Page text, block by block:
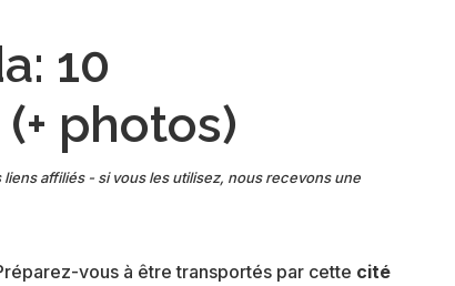
10
photos)
affiliés - si vous les utilisez, nous recevons une
vous à être transportés par cette cité